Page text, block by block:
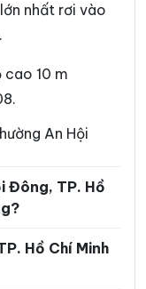
Gia Định
Hưng
Hương
Long Phước
Phụng
nhất rơi vào
10 m
An Hội
Đông, TP. Hồ
Hồ Chí Minh